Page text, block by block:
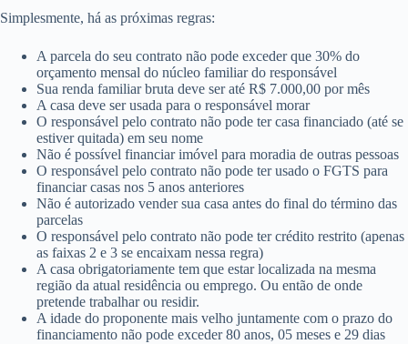
Simplesmente, há as próximas regras:
A parcela do seu contrato não pode exceder que 30% do
orçamento mensal do núcleo familiar do responsável
Sua renda familiar bruta deve ser até R$ 7.000,00 por mês
A casa deve ser usada para o responsável morar
O responsável pelo contrato não pode ter casa financiado (até se
estiver quitada) em seu nome
Não é possível financiar imóvel para moradia de outras pessoas
O responsável pelo contrato não pode ter usado o FGTS para
financiar casas nos 5 anos anteriores
Não é autorizado vender sua casa antes do final do término das
parcelas
O responsável pelo contrato não pode ter crédito restrito (apenas
as faixas 2 e 3 se encaixam nessa regra)
A casa obrigatoriamente tem que estar localizada na mesma
região da atual residência ou emprego. Ou então de onde
pretende trabalhar ou residir.
A idade do proponente mais velho juntamente com o prazo do
financiamento não pode exceder 80 anos, 05 meses e 29 dias